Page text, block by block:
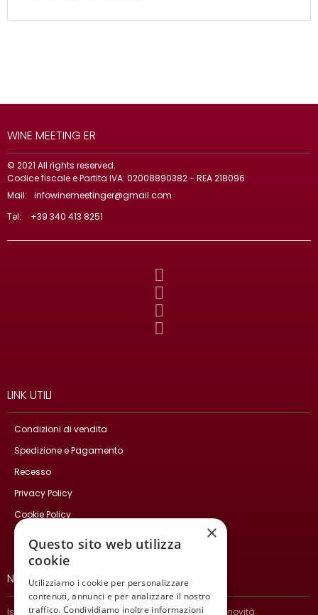
WINE MEETING ER
© 2021 All rights reserved.
Codice fiscale e Partita IVA: 02008890382 - REA 218096
Mail:
infowinemeetinger@gmail.com
Tel:
+39 340 413 8251
LINK UTILI
Condizioni di vendita
Spedizione e Pagamento
Recesso
Privacy Policy
Cookie Policy
Contatti
NEWSLETTER
Iscriviti per ricevere informazioni sulle nostre ultime novità.
×
Questo sito web utilizza
cookie
Utilizziamo i cookie per personalizzare
contenuti, annunci e per analizzare il nostro
traffico. Condividiamo inoltre informazioni